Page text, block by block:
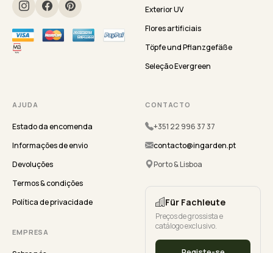
Exterior UV
Flores artificiais
Töpfe und Pflanzgefäße
Seleção Evergreen
AJUDA
Estado da encomenda
Informações de envio
Devoluções
Termos & condições
Política de privacidade
EMPRESA
CONTACTO
+351 22 996 37 37
contacto@ingarden.pt
Porto & Lisboa
Für Fachleute
Preços de grossista e
catálogo exclusivo.